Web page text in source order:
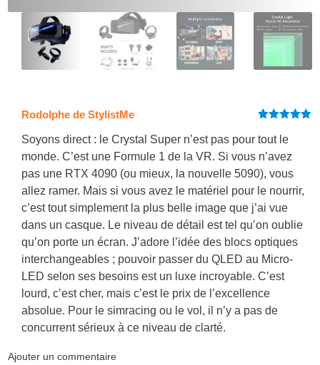
5
Rodolphe de StylistMe
Soyons direct : le Crystal Super n’est pas pour tout le
monde. C’est une Formule 1 de la VR. Si vous n’avez
pas une RTX 4090 (ou mieux, la nouvelle 5090), vous
allez ramer. Mais si vous avez le matériel pour le nourrir,
c’est tout simplement la plus belle image que j’ai vue
dans un casque. Le niveau de détail est tel qu’on oublie
qu’on porte un écran. J’adore l’idée des blocs optiques
interchangeables ; pouvoir passer du QLED au Micro-
LED selon ses besoins est un luxe incroyable. C’est
lourd, c’est cher, mais c’est le prix de l’excellence
absolue. Pour le simracing ou le vol, il n’y a pas de
concurrent sérieux à ce niveau de clarté.
Ajouter un commentaire